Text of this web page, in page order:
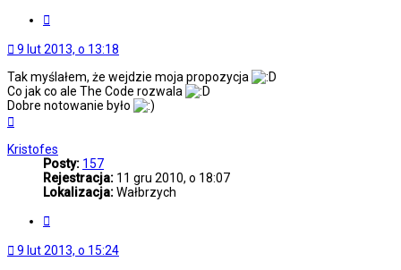
9 lut 2013, o 13:18
Tak myślałem, że wejdzie moja propozycja
Co jak co ale The Code rozwala
Dobre notowanie było
Kristofes
Posty: 157
Rejestracja: 11 gru 2010, o 18:07
Lokalizacja:Wałbrzych
9 lut 2013, o 15:24